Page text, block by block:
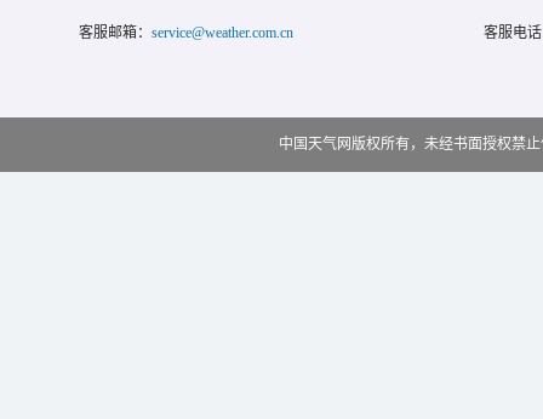
客服邮箱： service@weather.com.cn 客服电
中国天气网版权所有，未经书面授权